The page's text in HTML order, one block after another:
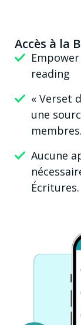
Accès à la
reading
« Verset
une
membres.
Aucune
Écritures.